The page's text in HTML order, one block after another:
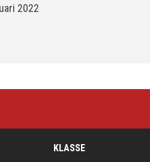
2022
KLASSE